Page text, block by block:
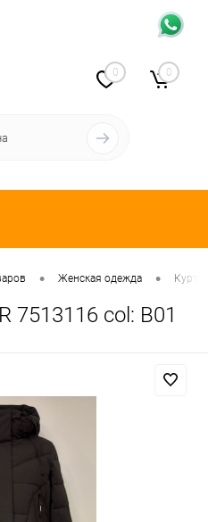
0 0
• Женская одежда •
7513116 col: B01